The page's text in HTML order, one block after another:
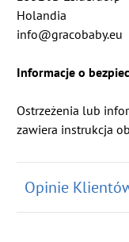
Holandia
info@gracobaby.eu
Informacje o
Ostrzeżenia lub
zawiera instrukcja
Opinie